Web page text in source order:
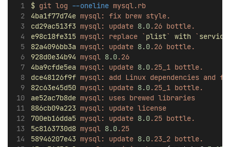
$ git log --oneline mysql.rb
4ba1f77d74e mysql: fix brew style.
cd29ac513f3 mysql: update 8.0.26 bottle.
e98c18fe315 mysql: replace ` plist` with ` service
82a4096bb3a mysql: update 8.0.26 bottle.
928d0e34b94 mysql 8.0.26
4ba9cfde5ea mysql: update 8.0.25_1 bottle.
dce48126f9f mysql: add Linux dependencies and
82c63e45d50 mysql: update 8.0.25_1 bottle.
ae52ac7b8de mysql: uses brewed libraries
886cb09a223 mysql: update license
700eb16dda5 mysql: update 8.0.25 bottle.
5c8163730d8 mysql 8.0.25
58946207e43 mysql: update 8.0.23_2 bottle.